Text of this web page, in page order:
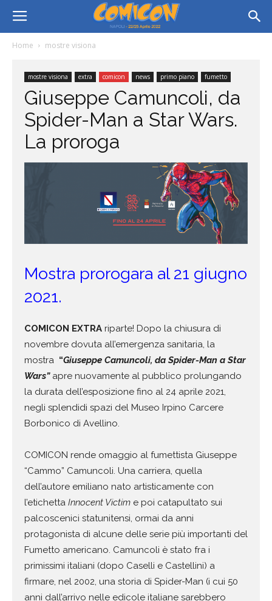
Home mostre visiona
mostre visiona extra comicon news primo piano fumetto
Giuseppe Camuncoli, da
Spider-Man a Star Wars.
La proroga
Mostra prorogara al 21 giugno
2021.
COMICON EXTRA riparte! Dopo la chiusura di
novembre dovuta all’emergenza sanitaria, la
mostra “Giuseppe Camuncoli, da Spider-Man a Star
Wars” apre nuovamente al pubblico prolungando
la durata dell’esposizione fino al 24 aprile 2021,
negli splendidi spazi del Museo Irpino Carcere
Borbonico di Avellino.
COMICON rende omaggio al fumettista Giuseppe
“Cammo” Camuncoli. Una carriera, quella
dell’autore emiliano nato artisticamente con
l’etichetta Innocent Victim e poi catapultato sui
palcoscenici statunitensi, ormai da anni
protagonista di alcune delle serie più importanti del
Fumetto americano. Camuncoli è stato fra i
primissimi italiani (dopo Caselli e Castellini) a
firmare, nel 2002, una storia di Spider-Man (i cui 50
anni dall’arrivo nelle edicole italiane sarebbero